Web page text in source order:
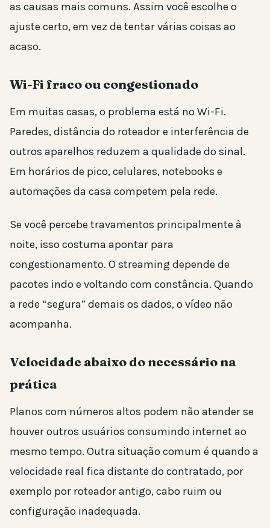
as causas mais comuns. Assim você escolhe o
ajuste certo, em vez de tentar várias coisas ao
acaso.
Wi-Fi fraco ou congestionado
Em muitas casas, o problema está no Wi-Fi.
Paredes, distância do roteador e interferência de
outros aparelhos reduzem a qualidade do sinal.
Em horários de pico, celulares, notebooks e
automações da casa competem pela rede.
Se você percebe travamentos principalmente à
noite, isso costuma apontar para
congestionamento. O streaming depende de
pacotes indo e voltando com constância. Quando
a rede “segura” demais os dados, o vídeo não
acompanha.
Velocidade abaixo do necessário na
prática
Planos com números altos podem não atender se
houver outros usuários consumindo internet ao
mesmo tempo. Outra situação comum é quando a
velocidade real fica distante do contratado, por
exemplo por roteador antigo, cabo ruim ou
configuração inadequada.